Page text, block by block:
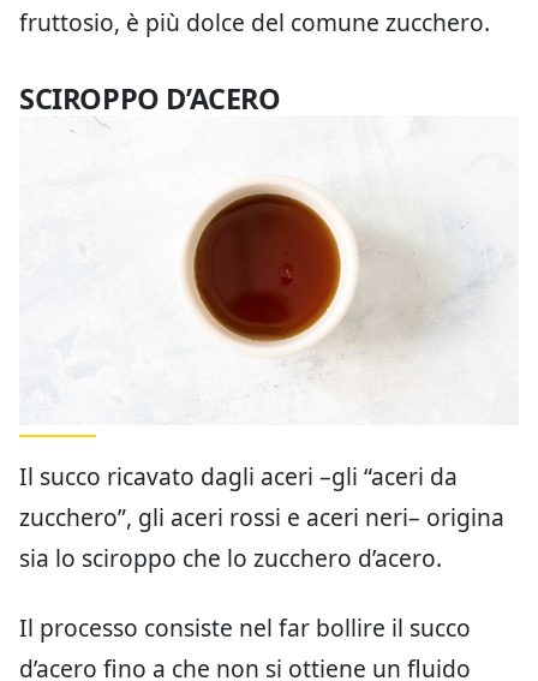
fruttosio, è più dolce del comune zucchero.
SCIROPPO D’ACERO
Il succo ricavato dagli aceri –gli “aceri da
zucchero”, gli aceri rossi e aceri neri– origina
sia lo sciroppo che lo zucchero d’acero.
Il processo consiste nel far bollire il succo
d’acero fino a che non si ottiene un fluido